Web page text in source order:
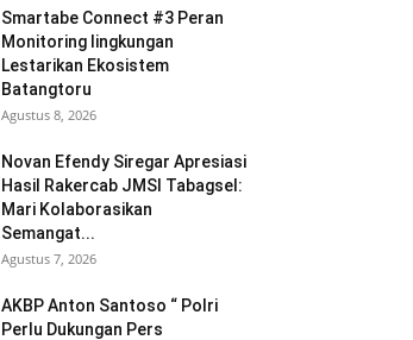
Smartabe Connect #3 Peran
Monitoring lingkungan
Lestarikan Ekosistem
Batangtoru
Agustus 8, 2026
Novan Efendy Siregar Apresiasi
Hasil Rakercab JMSI Tabagsel:
Mari Kolaborasikan
Semangat...
Agustus 7, 2026
AKBP Anton Santoso “ Polri
Perlu Dukungan Pers